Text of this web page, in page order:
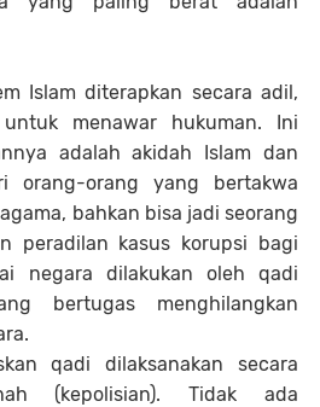
Islam diterapkan secara adil,
menawar hukuman. Ini
adalah akidah Islam dan
orang-orang yang bertakwa
bahkan bisa jadi seorang
peradilan kasus korupsi bagi
negara dilakukan oleh qadi
bertugas menghilangkan
qadi dilaksanakan secara
(kepolisian). Tidak ada